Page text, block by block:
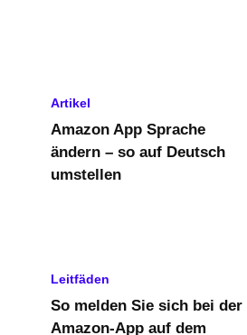
Artikel
Amazon App Sprache
ändern – so auf Deutsch
umstellen
Leitfäden
So melden Sie sich bei der
Amazon-App auf dem